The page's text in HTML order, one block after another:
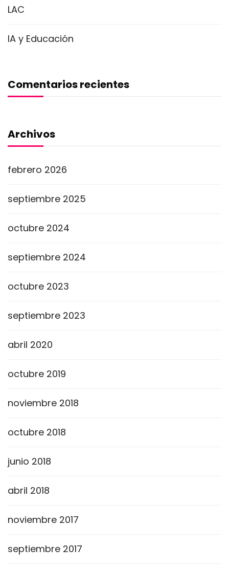
LAC
IA y Educación
Comentarios recientes
Archivos
febrero 2026
septiembre 2025
octubre 2024
septiembre 2024
octubre 2023
septiembre 2023
abril 2020
octubre 2019
noviembre 2018
octubre 2018
junio 2018
abril 2018
noviembre 2017
septiembre 2017